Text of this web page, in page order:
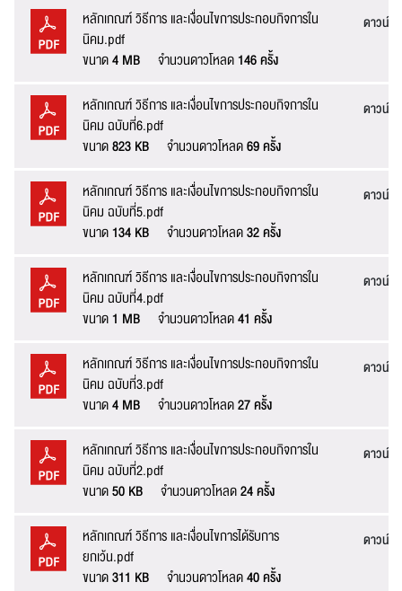
หลักเกณฑ์ วิธีการ และเงื่อนไขการประกอบกิจการใน
นิคม.pdf
ขนาด4 MB จำนวนดาวโหลด146 ครั้ง
ดาวน์โ
หลักเกณฑ์ วิธีการ และเงื่อนไขการประกอบกิจการใน
นิคม ฉบับที่6.pdf
ขนาด823 KB จำนวนดาวโหลด69 ครั้ง
ดาวน์โ
หลักเกณฑ์ วิธีการ และเงื่อนไขการประกอบกิจการใน
นิคม ฉบับที่5.pdf
ขนาด134 KB จำนวนดาวโหลด32 ครั้ง
ดาวน์โ
หลักเกณฑ์ วิธีการ และเงื่อนไขการประกอบกิจการใน
นิคม ฉบับที่4.pdf
ขนาด1 MB จำนวนดาวโหลด41 ครั้ง
ดาวน์โ
หลักเกณฑ์ วิธีการ และเงื่อนไขการประกอบกิจการใน
นิคม ฉบับที่3.pdf
ขนาด4 MB จำนวนดาวโหลด27 ครั้ง
ดาวน์โ
หลักเกณฑ์ วิธีการ และเงื่อนไขการประกอบกิจการใน
นิคม ฉบับที่2.pdf
ขนาด50 KB จำนวนดาวโหลด24 ครั้ง
ดาวน์โ
หลักเกณฑ์ วิธีการ และเงื่อนไขการได้รับการ
ยกเว้น.pdf
ขนาด311 KB จำนวนดาวโหลด40 ครั้ง
ดาวน์โ